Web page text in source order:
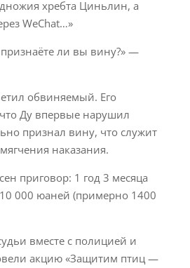
хребта Циньлин, а
WeChat…»
ли вы вину?» —
обвиняемый. Его
Ду впервые нарушил
признал вину, что служит
наказания.
приговор: 1 год 3 месяца
000 юаней (примерно 1400
вместе с полицией и
акцию «Защитим птиц —